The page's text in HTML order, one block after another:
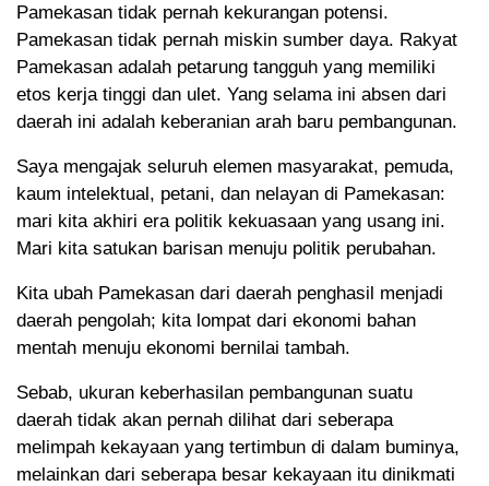
Pamekasan tidak pernah kekurangan potensi.
Pamekasan tidak pernah miskin sumber daya. Rakyat
Pamekasan adalah petarung tangguh yang memiliki
etos kerja tinggi dan ulet. Yang selama ini absen dari
daerah ini adalah keberanian arah baru pembangunan.
Saya mengajak seluruh elemen masyarakat, pemuda,
kaum intelektual, petani, dan nelayan di Pamekasan:
mari kita akhiri era politik kekuasaan yang usang ini.
Mari kita satukan barisan menuju politik perubahan.
Kita ubah Pamekasan dari daerah penghasil menjadi
daerah pengolah; kita lompat dari ekonomi bahan
mentah menuju ekonomi bernilai tambah.
Sebab, ukuran keberhasilan pembangunan suatu
daerah tidak akan pernah dilihat dari seberapa
melimpah kekayaan yang tertimbun di dalam buminya,
melainkan dari seberapa besar kekayaan itu dinikmati